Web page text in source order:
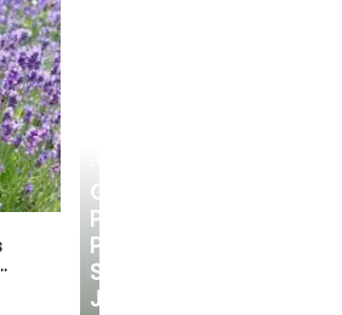
CONSEJOS
PERSONALIZADOS
PARA
SU
JARDÍN